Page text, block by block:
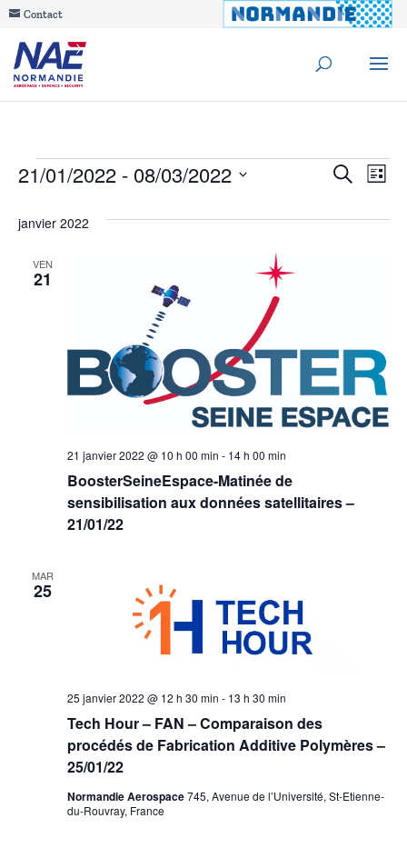
Contact
Évènements
et
Recherche
Liste
21/01/2022 - 08/03/2022
une
janvier 2022
VEN
21
BoosterSeineEspace-Matinée de
sensibilisation aux données satellitaires –
21/01/22
21 janvier 2022 @ 10 h 00 min - 14 h 00 min
MAR
25
Tech Hour – FAN – Comparaison des
procédés de Fabrication Additive Polymères –
25/01/22
25 janvier 2022 @ 12 h 30 min - 13 h 30 min
Normandie Aerospace745, Avenue de l’Université, St-Etienne-
du-Rouvray, France